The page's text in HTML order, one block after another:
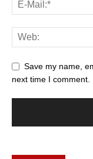
Save my name,
next time I comment.